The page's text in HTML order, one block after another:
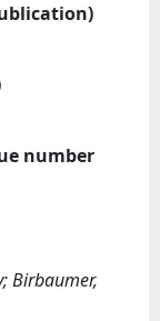
number
Birbaumer,